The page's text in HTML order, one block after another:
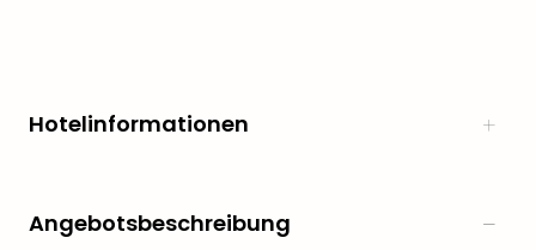
Hotelinformationen
Angebotsbeschreibung